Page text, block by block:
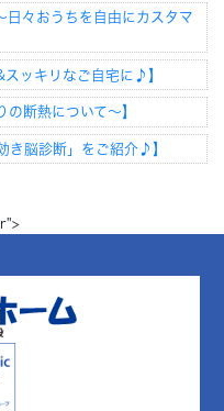
日々おうちを自由にカスタマ
スッキリなご自宅に♪】
の断熱について～】
き脳診断」をご紹介♪】